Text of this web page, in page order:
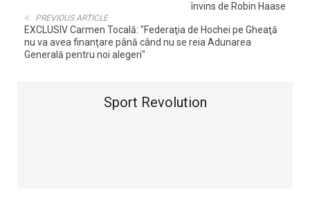
învins de Robin Haase
PREVIOUS ARTICLE
EXCLUSIV Carmen Tocală: "Federaţia de Hochei pe Gheaţă
nu va avea finanţare până când nu se reia Adunarea
Generală pentru noi alegeri"
Sport Revolution